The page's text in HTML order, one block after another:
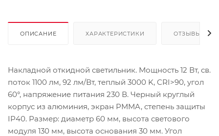
ОПИСАНИЕ ХАРАКТЕРИСТИКИ ОТЗЫВЫ
Накладной откидной светильник. Мощность 12 Вт, св.
поток 1100 лм, 92 лм/Вт, теплый 3000 K, CRI>90, угол
60°, напряжение питания 230 В. Черный круглый
корпус из алюминия, экран PMMA, степень защиты
IP40. Размер: диаметр 60 мм, высота светового
модуля 130 мм, высота основания 30 мм. Угол